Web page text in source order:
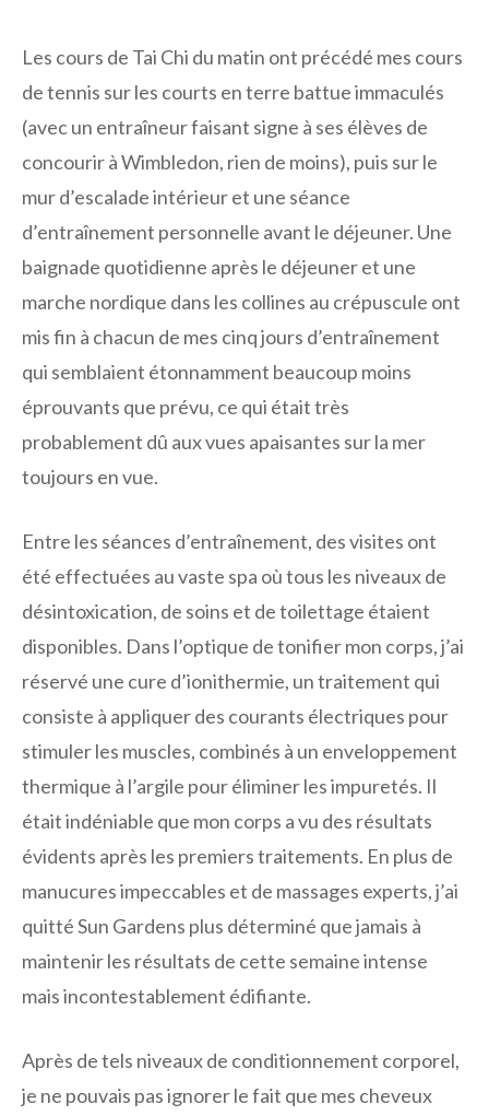
Les cours de Tai Chi du matin ont précédé mes cours
de tennis sur les courts en terre battue immaculés
(avec un entraîneur faisant signe à ses élèves de
concourir à Wimbledon, rien de moins), puis sur le
mur d’escalade intérieur et une séance
d’entraînement personnelle avant le déjeuner. Une
baignade quotidienne après le déjeuner et une
marche nordique dans les collines au crépuscule ont
mis fin à chacun de mes cinq jours d’entraînement
qui semblaient étonnamment beaucoup moins
éprouvants que prévu, ce qui était très
probablement dû aux vues apaisantes sur la mer
toujours en vue.
Entre les séances d’entraînement, des visites ont
été effectuées au vaste spa où tous les niveaux de
désintoxication, de soins et de toilettage étaient
disponibles. Dans l’optique de tonifier mon corps, j’ai
réservé une cure d’ionithermie, un traitement qui
consiste à appliquer des courants électriques pour
stimuler les muscles, combinés à un enveloppement
thermique à l’argile pour éliminer les impuretés. Il
était indéniable que mon corps a vu des résultats
évidents après les premiers traitements. En plus de
manucures impeccables et de massages experts, j’ai
quitté Sun Gardens plus déterminé que jamais à
maintenir les résultats de cette semaine intense
mais incontestablement édifiante.
Après de tels niveaux de conditionnement corporel,
je ne pouvais pas ignorer le fait que mes cheveux